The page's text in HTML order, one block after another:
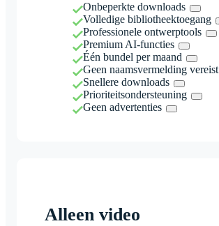
Onbeperkte downloads
Volledige bibliotheektoegang
Professionele ontwerptools
Premium AI-functies
Één bundel per maand
Geen naamsvermelding vereist
Snellere downloads
Prioriteitsondersteuning
Geen advertenties
Alleen video